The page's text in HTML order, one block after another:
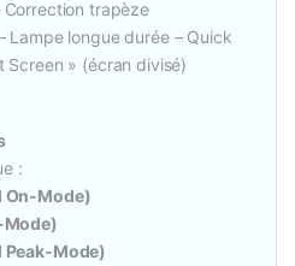
trapèze
Lampe longue durée – Quick
Screen » (écran divisé)
:
Mode)
Mode)